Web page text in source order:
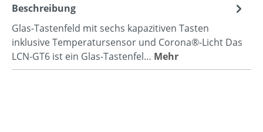
Beschreibung
Glas-Tastenfeld mit sechs kapazitiven Tasten
inklusive Temperatursensor und Corona®-Licht Das
LCN-GT6 ist ein Glas-Tastenfel… Mehr